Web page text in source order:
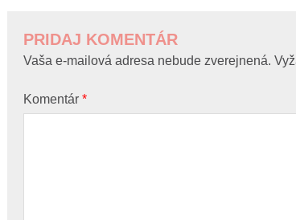
PRIDAJ KOMENTÁR
Vaša e-mailová adresa nebude zverejnená.
Komentár *